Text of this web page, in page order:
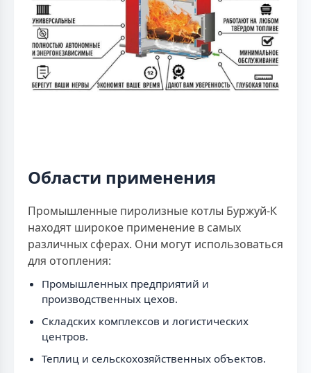
Области применения
Промышленные пиролизные котлы Буржуй-К
находят широкое применение в самых
различных сферах. Они могут использоваться
для отопления:
Промышленных предприятий и
производственных цехов.
Складских комплексов и логистических
центров.
Теплиц и сельскохозяйственных объектов.